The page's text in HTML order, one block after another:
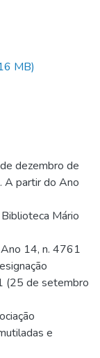
MB)
dezembro de
A partir do Ano
Mário
14, n. 4761
(25 de setembro
e